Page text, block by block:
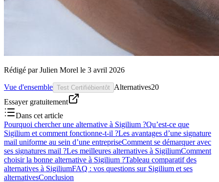
Rédigé par Julien Morel le 3 avril 2026
Vue d'ensemble Test Certifiébientôt Alternatives20
Essayer gratuitement
Dans cet article
Pourquoi chercher une alternative à Sigilium ?Qu’est-ce que
Sigilium et comment fonctionne-t-il ?Les avantages d’une signature
mail uniforme au sein d’une entrepriseComment se démarquer avec
ses signatures mail ?Les meilleures alternatives à SigiliumComment
choisir la bonne alternative à Sigilium ?Tableau comparatif des
alternatives à SigiliumFAQ : vos questions sur Sigilium et ses
alternativesConclusion